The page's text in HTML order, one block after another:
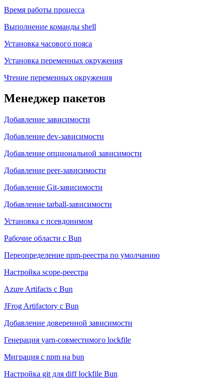
Время работы процесса
Выполнение команды shell
Установка часового пояса
Установка переменных окружения
Чтение переменных окружения
Менеджер пакетов
Добавление зависимости
Добавление dev-зависимости
Добавление опциональной зависимости
Добавление peer-зависимости
Добавление Git-зависимости
Добавление tarball-зависимости
Установка с псевдонимом
Рабочие области с Bun
Переопределение npm-реестра по умолчанию
Настройка scope-реестра
Azure Artifacts с Bun
JFrog Artifactory с Bun
Добавление доверенной зависимости
Генерация yarn-совместимого lockfile
Миграция с npm на bun
Настройка git для diff lockfile Bun